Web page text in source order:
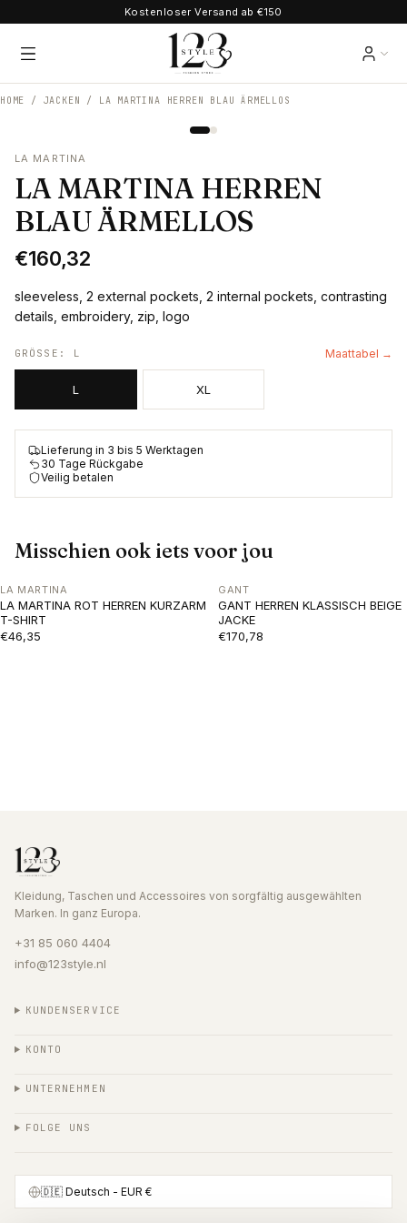
Kostenloser Versand ab €150
HOME / JACKEN / LA MARTINA HERREN BLAU ÄRMELLOS
LA MARTINA
LA MARTINA HERREN
BLAU ÄRMELLOS
€160,32
sleeveless, 2 external pockets, 2 internal pockets, contrasting
details, embroidery, zip, logo
GRÖSSE : L Maattabel →
L XL
Lieferung in 3 bis 5 Werktagen
30 Tage Rückgabe
Veilig betalen
Misschien ook iets voor jou
LA MARTINA
LA MARTINA ROT HERREN KURZARM
T-SHIRT
€46,35
GANT
GANT HERREN KLASSISCH BEIGE
JACKE
€170,78
Kleidung, Taschen und Accessoires von sorgfältig ausgewählten
Marken. In ganz Europa.
+31 85 060 4404
info@123style.nl
KUNDENSERVICE
KONTO
UNTERNEHMEN
FOLGE UNS
🇩🇪 Deutsch - EUR €